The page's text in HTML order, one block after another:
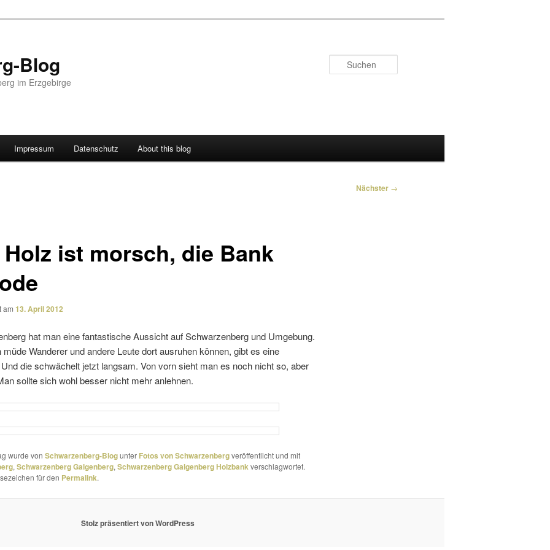
Blog
im Erzgebirge
Impressum Datenschutz About this blog
Nächster →
Holz ist morsch, die Bank
am 13. April 2012
hat man eine fantas­ti­sche Aussicht auf Schwarzenberg und Umgebung.
Wanderer und andere Leute dort ausruhen können, gibt es eine
die schwä­chelt jetzt langsam. Von vorn sieht man es noch nicht so, aber
sollte sich wohl besser nicht mehr anlehnen.
wurde von Schwarzenberg-Blogunter Fotos von Schwarzenbergveröffentlicht und mit
, Schwarzenberg Galgenberg, Schwarzenberg Galgenberg Holzbankverschlagwortet.
für den Permalink.
Stolz präsentiert von WordPress